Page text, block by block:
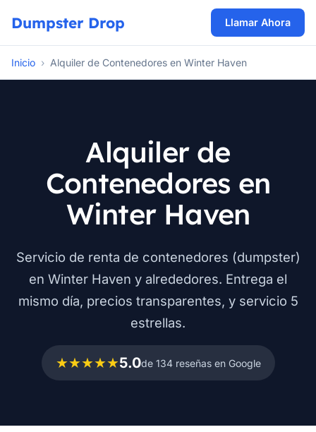
Dumpster Drop Llamar Ahora
Inicio › Alquiler de Contenedores en Winter Haven
Alquiler de
Contenedores en
Winter Haven
Servicio de renta de contenedores (dumpster)
en Winter Haven y alrededores. Entrega el
mismo día, precios transparentes, y servicio 5
estrellas.
★★★★★5.0de 134 reseñas en Google